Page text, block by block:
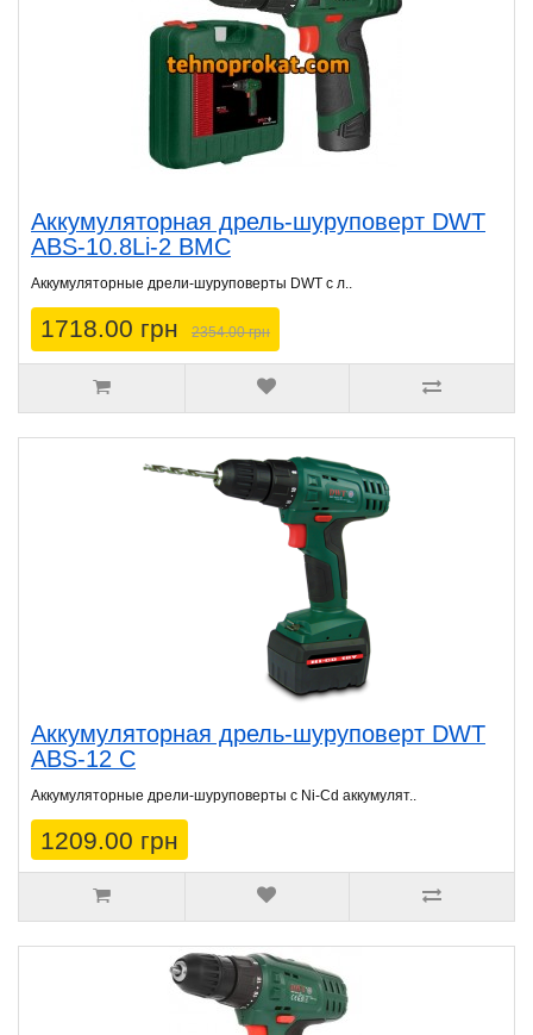
Аккумуляторная дрель-шуруповерт DWT
ABS-10.8Li-2 BMC
Аккумуляторные дрели-шуруповерты DWT с л..
1718.00 грн 2354.00 грн
Аккумуляторная дрель-шуруповерт DWT
ABS-12 C
Аккумуляторные дрели-шуруповерты с Ni-Cd аккумулят..
1209.00 грн